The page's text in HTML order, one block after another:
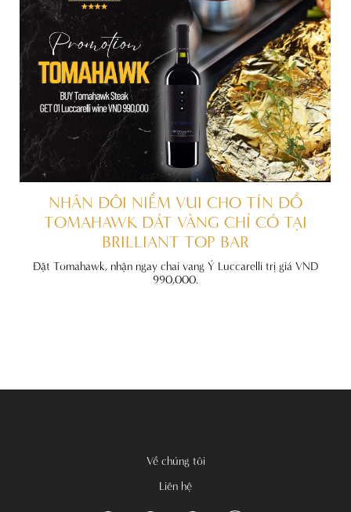
NHÂN ĐÔI NIỀM VUI CHO TÍN ĐỒ
TOMAHAWK DÁT VÀNG CHỈ CÓ TẠI
BRILLIANT TOP BAR
Đặt Tomahawk, nhận ngay chai vang Ý Luccarelli trị giá VND
990,000.
Về chúng tôi
Liên hệ